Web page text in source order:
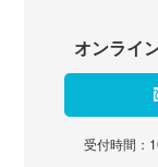
オンライ
受付時間：